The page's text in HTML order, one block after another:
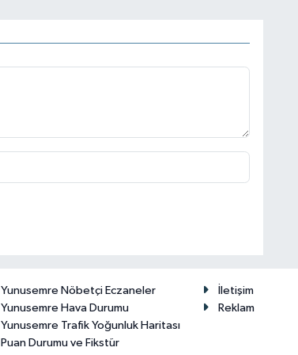
Yunusemre Nöbetçi Eczaneler
Yunusemre Hava Durumu
Yunusemre Trafik Yoğunluk Haritası
Puan Durumu ve Fikstür
İletişim
Reklam